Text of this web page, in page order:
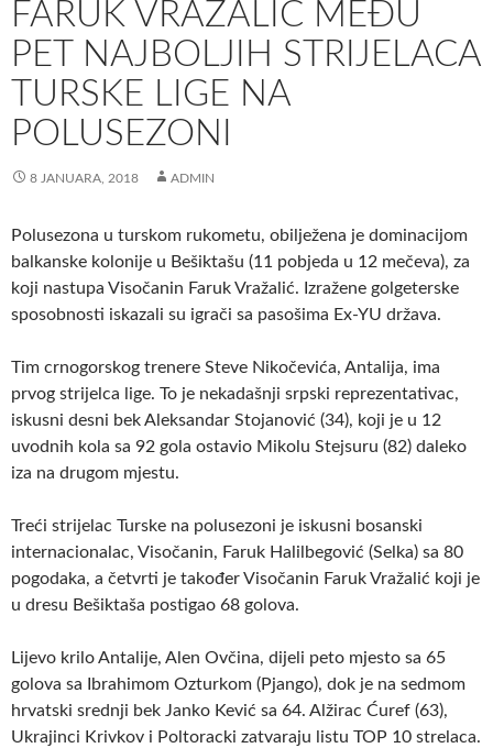
FARUK VRAŽALIĆ MEĐU
PET NAJBOLJIH STRIJELACA
TURSKE LIGE NA
POLUSEZONI
8 JANUARA, 2018 ADMIN
Polusezona u turskom rukometu, obilježena je dominacijom
balkanske kolonije u Bešiktašu (11 pobjeda u 12 mečeva), za
koji nastupa Visočanin Faruk Vražalić. Izražene golgeterske
sposobnosti iskazali su igrači sa pasošima Ex-YU država.
Tim crnogorskog trenere Steve Nikočevića, Antalija, ima
prvog strijelca lige. To je nekadašnji srpski reprezentativac,
iskusni desni bek Aleksandar Stojanović (34), koji je u 12
uvodnih kola sa 92 gola ostavio Mikolu Stejsuru (82) daleko
iza na drugom mjestu.
Treći strijelac Turske na polusezoni je iskusni bosanski
internacionalac, Visočanin, Faruk Halilbegović (Selka) sa 80
pogodaka, a četvrti je također Visočanin Faruk Vražalić koji je
u dresu Bešiktaša postigao 68 golova.
Lijevo krilo Antalije, Alen Ovčina, dijeli peto mjesto sa 65
golova sa Ibrahimom Ozturkom (Pjango), dok je na sedmom
hrvatski srednji bek Janko Kević sa 64. Alžirac Ćuref (63),
Ukrajinci Krivkov i Poltoracki zatvaraju listu TOP 10 strelaca.